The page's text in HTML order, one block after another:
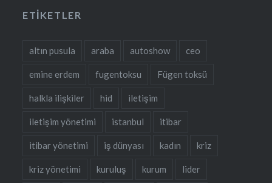
ETIKETLER
altın pusula araba autoshow ceo
emine erdem fugentoksu Fügen toksü
halkla ilişkiler hid iletişim
iletişim yönetimi istanbul itibar
itibar yönetimi iş dünyası kadın kriz
kriz yönetimi kuruluş kurum lider